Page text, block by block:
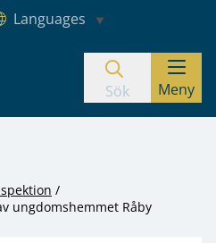
Languages
Sök Meny
ungdomshemmet Råby